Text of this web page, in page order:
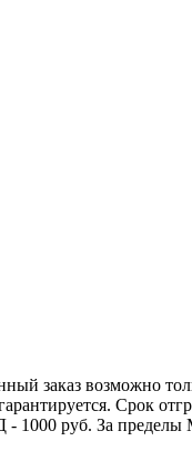
заказ возможно
Срок
руб. За пределы